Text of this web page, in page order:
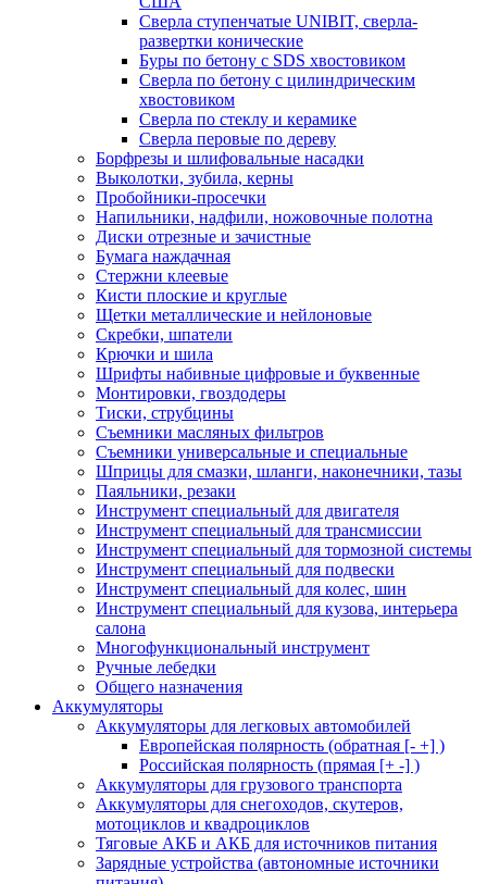
Сверла ступенчатые UNIBIT, сверла-
развертки конические
Буры по бетону с SDS хвостовиком
Сверла по бетону с цилиндрическим
хвостовиком
Сверла по стеклу и керамике
Сверла перовые по дереву
Борфрезы и шлифовальные насадки
Выколотки, зубила, керны
Пробойники-просечки
Напильники, надфили, ножовочные полотна
Диски отрезные и зачистные
Бумага наждачная
Стержни клеевые
Кисти плоские и круглые
Щетки металлические и нейлоновые
Скребки, шпатели
Крючки и шила
Шрифты набивные цифровые и буквенные
Монтировки, гвоздодеры
Тиски, струбцины
Съемники масляных фильтров
Съемники универсальные и специальные
Шприцы для смазки, шланги, наконечники, тазы
Паяльники, резаки
Инструмент специальный для двигателя
Инструмент специальный для трансмиссии
Инструмент специальный для тормозной системы
Инструмент специальный для подвески
Инструмент специальный для колес, шин
Инструмент специальный для кузова, интерьера
салона
Многофункциональный инструмент
Ручные лебедки
Общего назначения
Аккумуляторы
Аккумуляторы для легковых автомобилей
Европейская полярность (обратная [- +] )
Российская полярность (прямая [+ -] )
Аккумуляторы для грузового транспорта
Аккумуляторы для снегоходов, скутеров,
мотоциклов и квадроциклов
Тяговые АКБ и АКБ для источников питания
Зарядные устройства (автономные источники